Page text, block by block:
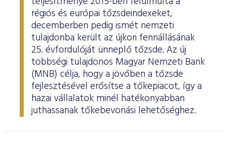
régiós és európai tőzsdeindexeket,
decemberben pedig ismét nemzeti
tulajdonba került az újkori fennállásának
25. évfordulóját ünneplő tőzsde. Az új
többségi tulajdonos Magyar Nemzeti Bank
(MNB) célja, hogy a jövőben a tőzsde
fejlesztésével erősítse a tőkepiacot, így a
hazai vállalatok minél hatékonyabban
juthassanak tőkebevonási lehetőséghez.